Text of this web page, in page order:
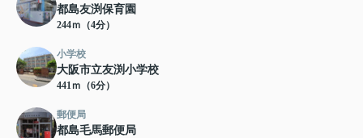
都島友渕保育園
244ｍ（4分）
小学校
大阪市立友渕小学校
441ｍ（6分）
郵便局
都島毛馬郵便局